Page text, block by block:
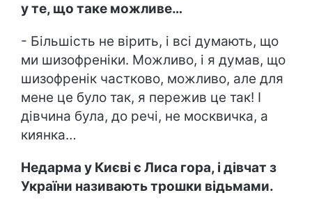
у те, що таке можливе…
- Більшість не вірить, і всі думають, що
ми шизофреніки. Можливо, і я думав, що
шизофренік частково, можливо, але для
мене це було так, я пережив це так! І
дівчина була, до речі, не москвичка, а
киянка…
Недарма у Києві є Лиса гора, і дівчат з
України називають трошки відьмами.